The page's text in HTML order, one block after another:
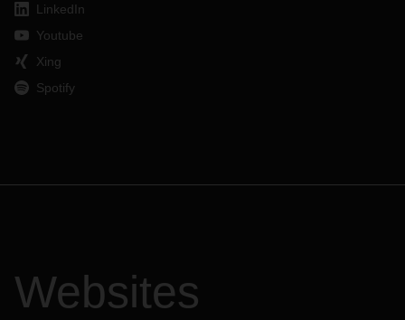
LinkedIn
Youtube
Xing
Spotify
Websites